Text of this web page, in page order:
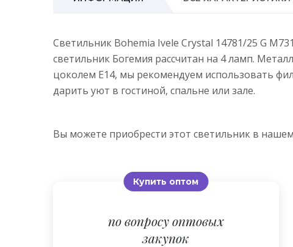
Светильник Bohemia Ivele Crystal 14781/25 G
светильник Богемия рассчитан на 4 ламп.
цоколем E14, мы рекомендуем использовать
дарить уют в гостиной, спальне или зале.
Вы можете приобрести этот светильник в
Купить оптом
по вопросу оптовых
закупок